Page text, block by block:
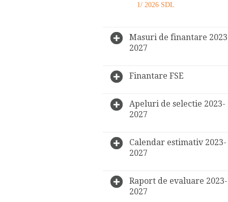
1/ 2026 SDL
Masuri de finantare
2027
Finantare FSE
Apeluri de selectie 2023-
2027
Calendar estimativ 2023-
2027
Raport de evaluare 2023-
2027